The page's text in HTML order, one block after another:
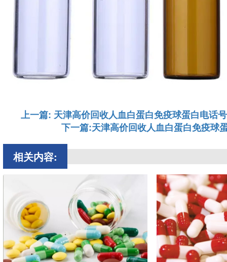
上一篇: 天津高价回收人血白蛋白免疫球蛋白电话
下一篇:天津高价回收人血白蛋白免疫球
相关内容: